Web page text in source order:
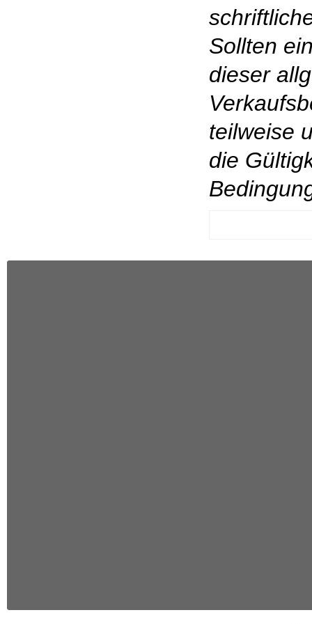
Sollten
dieser
teilweise
die